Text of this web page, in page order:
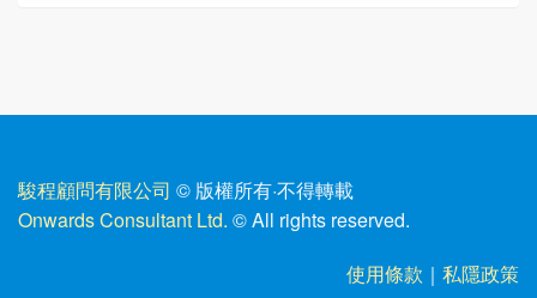
駿程顧問有限公司 © 版權所有·不得轉載
Onwards Consultant Ltd. © All rights reserved.
使用條款 ｜ 私隱政策